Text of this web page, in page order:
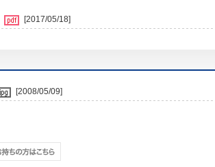
[2017/05/18]
[2008/05/09]